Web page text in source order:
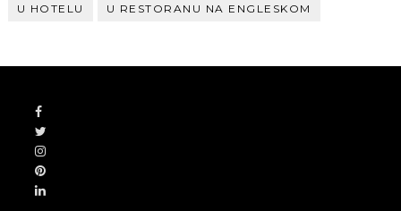
U HOTELU U RESTORANU NA ENGLESKOM